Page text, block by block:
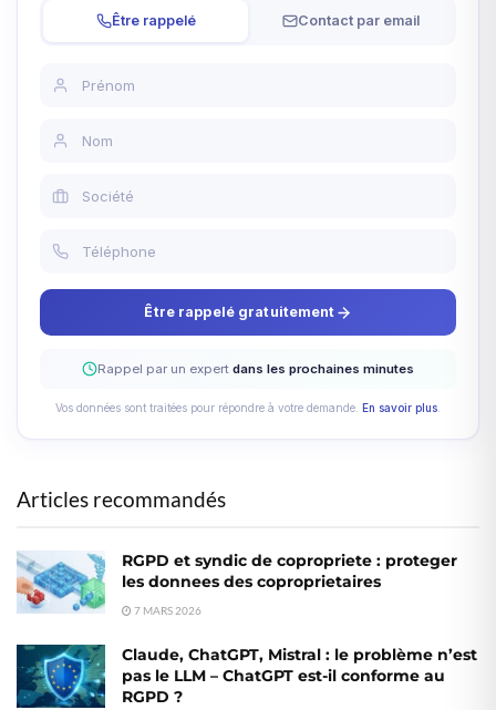
Être rappelé Contact par email
Être rappelé gratuitement
Rappel par un expert dans les prochaines minutes
Vos données sont traitées pour répondre à votre demande. En savoir plus
Articles recommandés
RGPD et syndic de copropriete : proteger
les donnees des coproprietaires
7 MARS 2026
Claude, ChatGPT, Mistral : le problème n’est
pas le LLM – ChatGPT est-il conforme au
RGPD ?